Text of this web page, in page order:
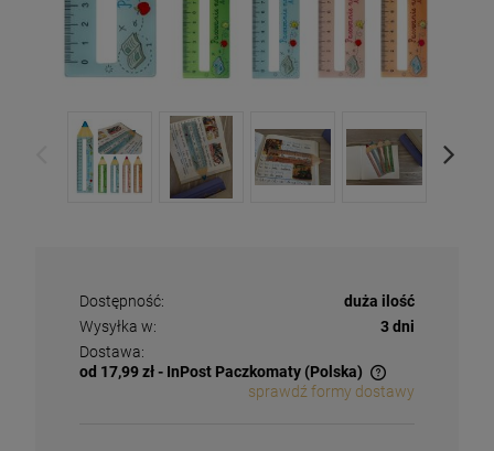
Dostępność:
duża ilość
Wysyłka w:
3 dni
Dostawa:
od 17,99 zł- InPost Paczkomaty (Polska)
sprawdź formy dostawy